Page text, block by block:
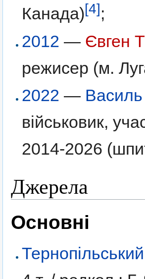
Канада)[4];
2012 — Євген
режисер (м.
2022 —
військовик,
2014-2026
Джерела
Основні